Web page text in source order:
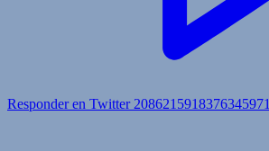
Responder en Twitter 2086215918376345971